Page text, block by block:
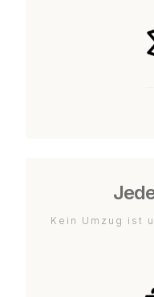
Kein Umzug ist